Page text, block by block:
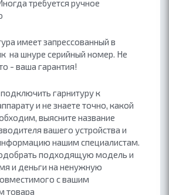
требуется ручное
имеет запрессованный в
на шнуре серийный номер. Не
- ваша гарантия!
гарнитуру к
и не знаете точно, какой
выясните название
вашего устройства и
нашим специалистам.
подходящую модель и
и деньги на ненужную
с вашим
товара